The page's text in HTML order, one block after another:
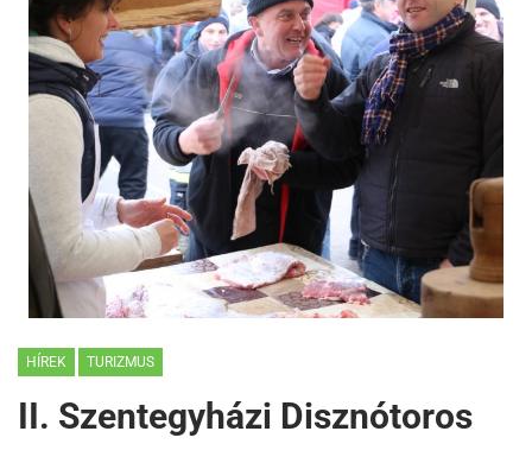
HÍREK TURIZMUS
II. Szentegyházi Disznótoros